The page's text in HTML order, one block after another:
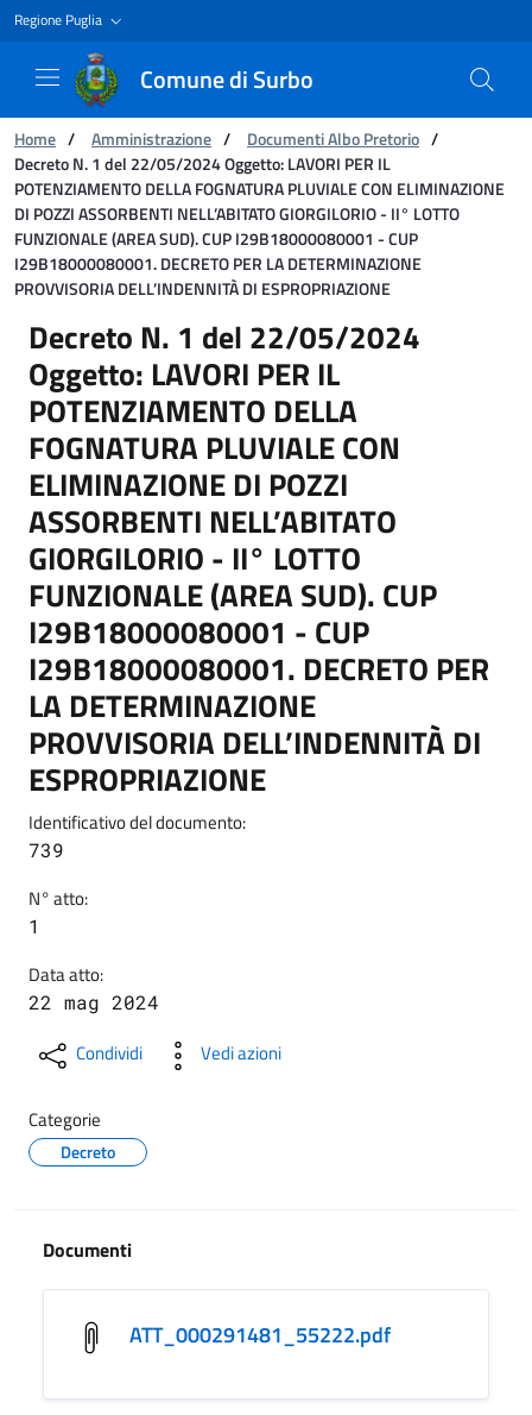
Regione Puglia
Comune di Surbo
Ti trovi in:
Home / Amministrazione / Documenti Albo Pretorio /
Decreto N. 1 del 22/05/2024 Oggetto: LAVORI PER IL
POTENZIAMENTO DELLA FOGNATURA PLUVIALE CON ELIMINAZIONE
DI POZZI ASSORBENTI NELL’ABITATO GIORGILORIO - II° LOTTO
FUNZIONALE (AREA SUD). CUP I29B18000080001 - CUP
I29B18000080001. DECRETO PER LA DETERMINAZIONE
PROVVISORIA DELL’INDENNITÀ DI ESPROPRIAZIONE
Decreto N. 1 del 22/05/2024 Oggetto: LAVORI
Decreto N. 1 del 22/05/2024
Oggetto: LAVORI PER IL
POTENZIAMENTO DELLA
FOGNATURA PLUVIALE CON
ELIMINAZIONE DI POZZI
ASSORBENTI NELL’ABITATO
GIORGILORIO - II° LOTTO
FUNZIONALE (AREA SUD). CUP
I29B18000080001 - CUP
I29B18000080001. DECRETO PER
LA DETERMINAZIONE
PROVVISORIA DELL’INDENNITÀ DI
ESPROPRIAZIONE
Identificativo del documento:
739
N° atto:
1
Data atto:
22 mag 2024
Condividi Vedi azioni
Categorie
Decreto
Documenti
ATT_000291481_55222.pdf